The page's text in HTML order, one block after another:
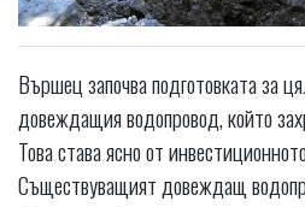
Вършец започва подготовката за
довеждащия водопровод, който
Това става ясно от
Съществуващият довеждащ